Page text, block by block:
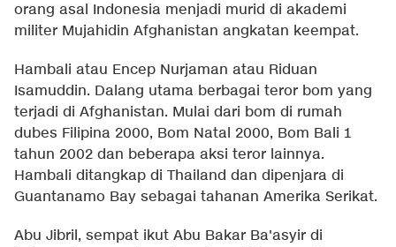
orang asal Indonesia menjadi murid di akademi
militer Mujahidin Afghanistan angkatan keempat.
Hambali atau Encep Nurjaman atau Riduan
Isamuddin. Dalang utama berbagai teror bom yang
terjadi di Afghanistan. Mulai dari bom di rumah
dubes Filipina 2000, Bom Natal 2000, Bom Bali 1
tahun 2002 dan beberapa aksi teror lainnya.
Hambali ditangkap di Thailand dan dipenjara di
Guantanamo Bay sebagai tahanan Amerika Serikat.
Abu Jibril, sempat ikut Abu Bakar Ba'asyir di